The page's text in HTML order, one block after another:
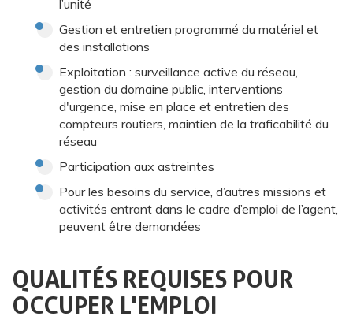
l’unité
Gestion et entretien programmé du matériel et
des installations
Exploitation : surveillance active du réseau,
gestion du domaine public, interventions
d'urgence, mise en place et entretien des
compteurs routiers, maintien de la traficabilité du
réseau
Participation aux astreintes
Pour les besoins du service, d’autres missions et
activités entrant dans le cadre d’emploi de l’agent,
peuvent être demandées
QUALITÉS REQUISES POUR
OCCUPER L'EMPLOI